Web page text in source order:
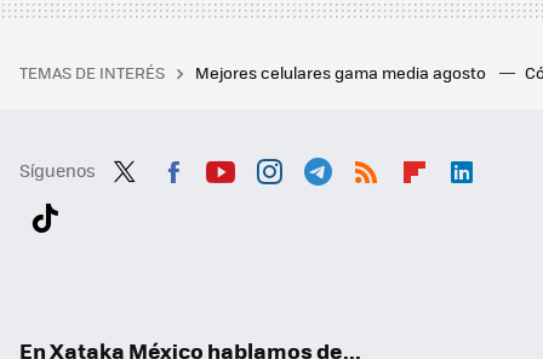
TEMAS DE INTERÉS Mejores celulares gama media agosto
Síguenos
En Xataka México hablamos de...